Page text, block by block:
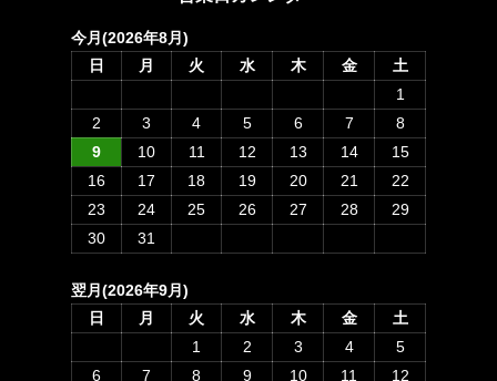
今月(2026年8月)
日
月 火 水 木 金
土
1
2
3 4 5 6 7
8
9
10 11 12 13 14
15
16
17 18 19 20 21
22
23
24 25 26 27 28
29
30
31
翌月(2026年9月)
日
月 火 水 木 金
土
1
2 3 4
5
6
7 8 9 10 11 12